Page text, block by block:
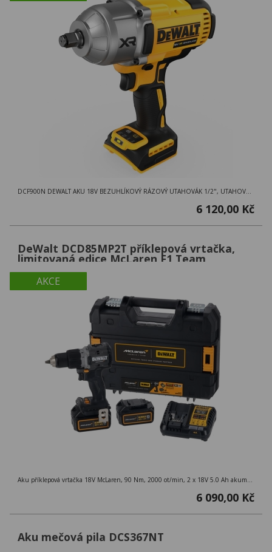
6 120,00 Kč
AKCE
DeWalt DCD85MP2T příklepová vrtačka,
limitovaná edice McLaren F1 Team
Aku příklepová vrtačka 18V McLaren, 90 Nm, 2000 ot/min, 2 x 18V 5.0 Ah akumulátory, nabíječka, kufr TSTAK
6 090,00 Kč
Aku mečová pila DCS367NT